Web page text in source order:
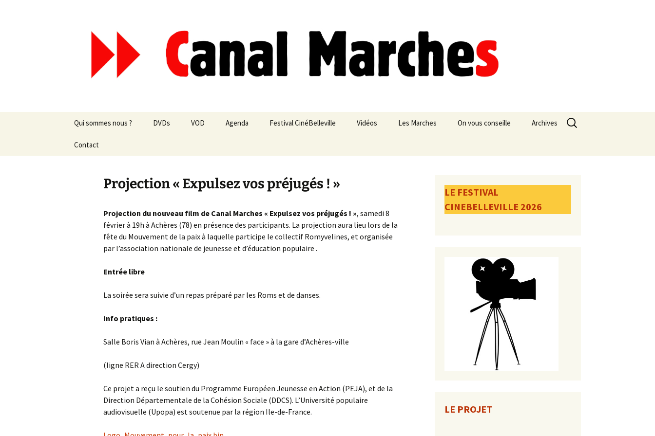
Canal Marches
Qui sommes nous ?
Les revues de presse
Les projets
DVDs VOD Agenda Festival CinéBelleville Vidéos Les Marches On vous conseille Archives
Contact
Rechercher :
Projection « Expulsez vos préjugés ! »
Projection du nouveau film de Canal Marches « Expulsez vos préjugés ! », samedi 8
février à 19h à Achères (78) en présence des participants. La projection aura lieu lors de la
fête du Mouvement de la paix à laquelle participe le collectif Romyvelines, et organisée
par l’association nationale de jeunesse et d’éducation populaire .
Entrée libre
La soirée sera suivie d’un repas préparé par les Roms et de danses.
Info pratiques :
Salle Boris Vian à Achères, rue Jean Moulin « face » à la gare d’Achères-ville
(ligne RER A direction Cergy)
Ce projet a reçu le soutien du Programme Européen Jeunesse en Action (PEJA), et de la
Direction Départementale de la Cohésion Sociale (DDCS). L’Université populaire
audiovisuelle (Upopa) est soutenue par la région Ile-de-France.
LE FESTIVAL
CINEBELLEVILLE 2026
LE PROJET